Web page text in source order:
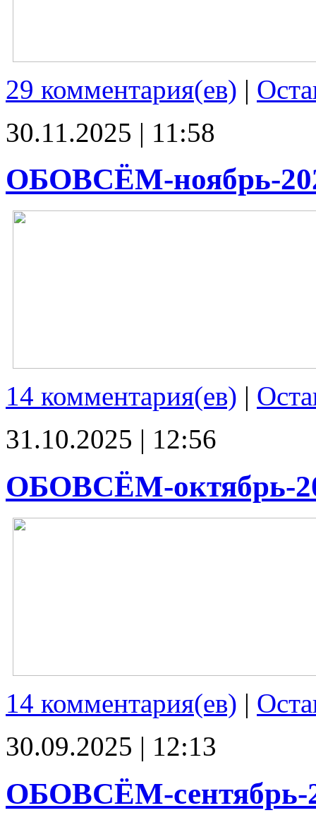
29 комментария(ев) |
30.11.2025 | 11:58
ОБОВСЁМ-ноябрь-
14 комментария(ев) |
31.10.2025 | 12:56
ОБОВСЁМ-октябрь-
14 комментария(ев) |
30.09.2025 | 12:13
ОБОВСЁМ-сентябрь-